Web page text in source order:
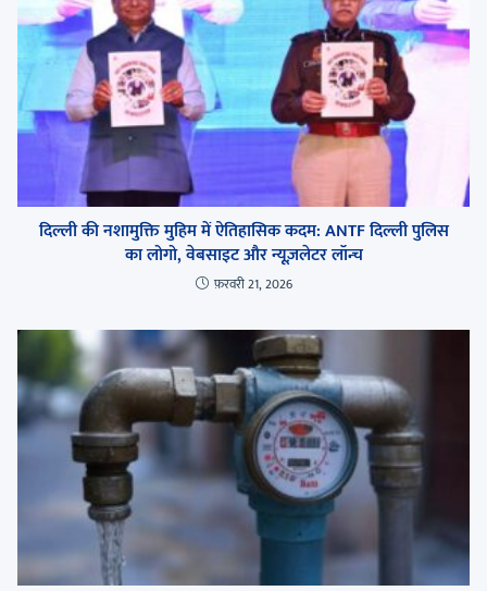
दिल्ली की नशामुक्ति मुहिम में ऐतिहासिक कदम: ANTF दिल्ली पुलिस
का लोगो, वेबसाइट और न्यूज़लेटर लॉन्च
फ़रवरी 21, 2026